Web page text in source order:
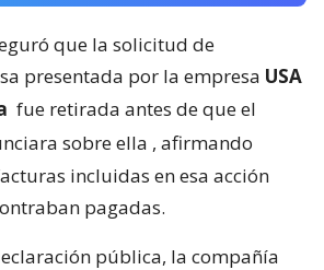
que la solicitud de
presentada por la empresa USA
fue retirada antes de que el
sobre ella , afirmando
incluidas en esa acción
pagadas.
pública, la compañía